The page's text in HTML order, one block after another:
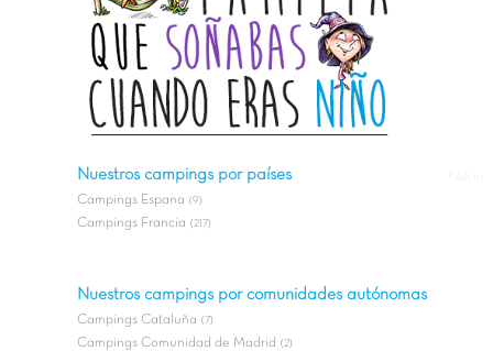
Nuestros campings por países
Campings Espana (9)
Campings Francia (217)
Nuestros campings por comunidades autónomas
Campings Cataluña (7)
Campings Comunidad de Madrid (2)